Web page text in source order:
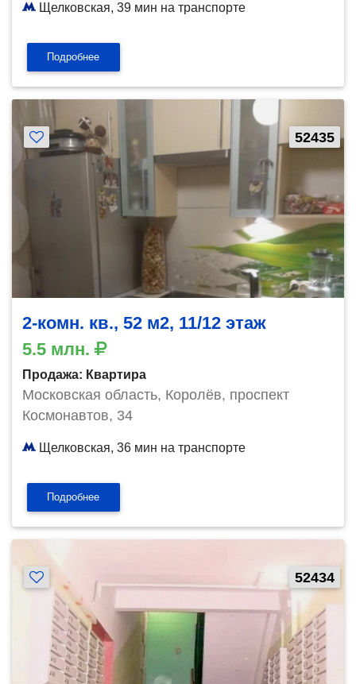
Щелковская, 39 мин на транспорте
Подробнее
52435
2-комн. кв., 52 м2, 11/12 этаж
5.5 млн.
Продажа: Квартира
Московская область, Королёв, проспект
Космонавтов, 34
Щелковская, 36 мин на транспорте
Подробнее
52434